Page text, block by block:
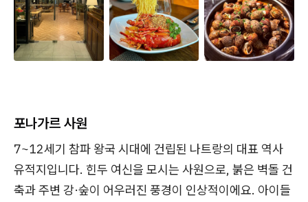
포나가르 사원
7~12세기 참파 왕국 시대에 건립된 나트랑의 대표 역사
유적지입니다. 힌두 여신을 모시는 사원으로, 붉은 벽돌 건
축과 주변 강·숲이 어우러진 풍경이 인상적이에요. 아이들